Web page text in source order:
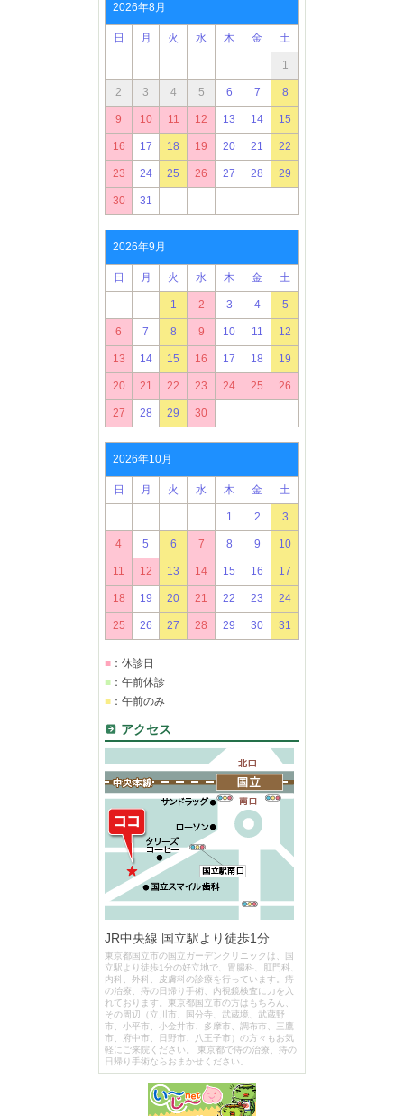
2026年8月
日 月 火 水 木 金 土
1
2 3 4 5 6 7 8
9 10 11 12 13 14 15
16 17 18 19 20 21 22
23 24 25 26 27 28 29
30 31
2026年9月
日 月 火 水 木 金 土
1 2 3 4 5
6 7 8 9 10 11 12
13 14 15 16 17 18 19
20 21 22 23 24 25 26
27 28 29 30
2026年10月
日 月 火 水 木 金 土
1 2 3
4 5 6 7 8 9 10
11 12 13 14 15 16 17
18 19 20 21 22 23 24
25 26 27 28 29 30 31
■ ：休診日
■ ：午前休診
■ ：午前のみ
アクセス
JR中央線 国立駅より徒歩1分
東京都国立市の国立ガーデンクリニックは、国
立駅より徒歩1分の好立地で、胃腸科、肛門科、
内科、外科、皮膚科の診療を行っています。痔
の治療、痔の日帰り手術、内視鏡検査に力を入
れております。東京都国立市の方はもちろん、
その周辺（立川市、国分寺、武蔵境、武蔵野
市、小平市、小金井市、多摩市、調布市、三鷹
市、府中市、日野市、八王子市）の方々もお気
軽にご来院ください。 東京都で痔の治療、痔の
日帰り手術ならおまかせください。